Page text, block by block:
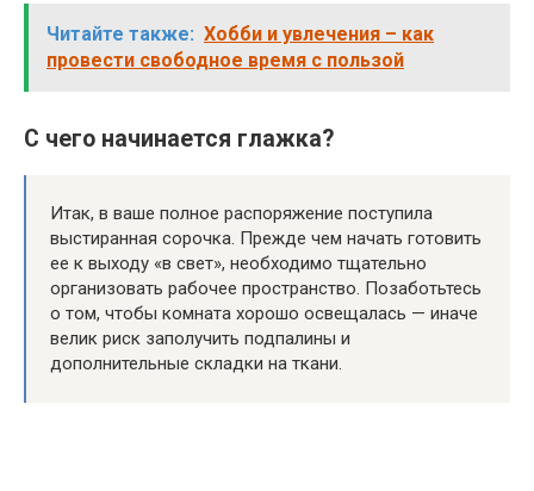
Читайте также: Хобби и увлечения – как
провести свободное время с пользой
С чего начинается глажка?
Итак, в ваше полное распоряжение поступила
выстиранная сорочка. Прежде чем начать готовить
ее к выходу «в свет», необходимо тщательно
организовать рабочее пространство. Позаботьтесь
о том, чтобы комната хорошо освещалась — иначе
велик риск заполучить подпалины и
дополнительные складки на ткани.